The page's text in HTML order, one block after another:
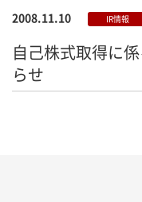
2008.11.10 IR情報
自己株式取得に
らせ